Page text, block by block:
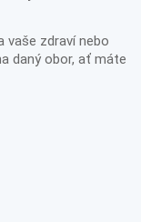
vaše zdraví nebo
daný obor, ať máte